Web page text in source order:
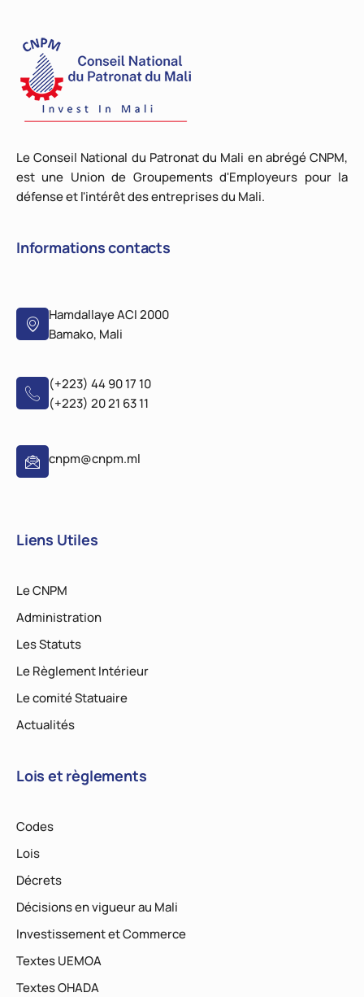
Le Conseil National du Patronat du Mali en abrégé CNPM,
est une Union de Groupements d'Employeurs pour la
défense et l'intérêt des entreprises du Mali.
Informations contacts
Hamdallaye ACI 2000
Bamako, Mali
(+223) 44 90 17 10
(+223) 20 21 63 11
cnpm@cnpm.ml
Liens Utiles
Le CNPM
Administration
Les Statuts
Le Règlement Intérieur
Le comité Statuaire
Actualités
Lois et règlements
Codes
Lois
Décrets
Décisions en vigueur au Mali
Investissement et Commerce
Textes UEMOA
Textes OHADA